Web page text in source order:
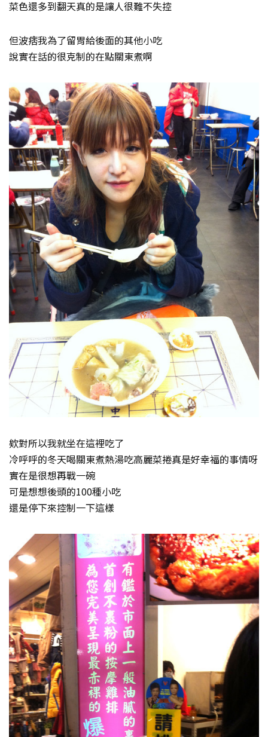
菜色還多到翻天真的是讓人很難不失控
但波痞我為了留胃給後面的其他小吃
說實在話的很克制的在點關東煮啊
欸對所以我就坐在這裡吃了
冷呼呼的冬天喝關東煮熱湯吃高麗菜捲真是好幸福的事情呀
實在是很想再戰一碗
可是想想後頭的100種小吃
還是停下來控制一下這樣